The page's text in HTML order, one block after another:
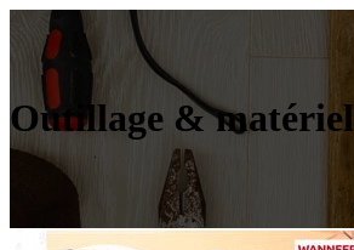
Outillage & matériel